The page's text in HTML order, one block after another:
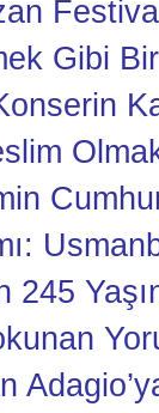
Festival
Gibi
245